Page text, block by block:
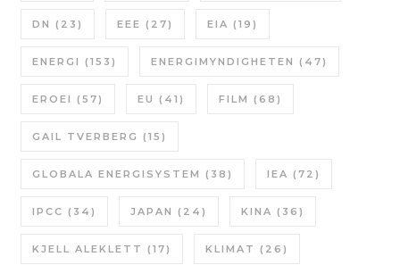
DN (23) EEE (27) EIA (19)
ENERGI (153) ENERGIMYNDIGHETEN (47)
EROEI (57) EU (41) FILM (68)
GAIL TVERBERG (15)
GLOBALA ENERGISYSTEM (38) IEA (72)
IPCC (34) JAPAN (24) KINA (36)
KJELL ALEKLETT (17) KLIMAT (26)